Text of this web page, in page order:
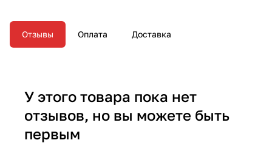
Отзывы Оплата Доставка
У этого товара пока нет
отзывов, но вы можете быть
первым